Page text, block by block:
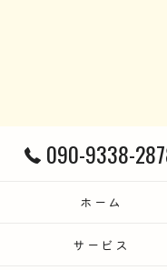
090-9338-
ホーム
サービス